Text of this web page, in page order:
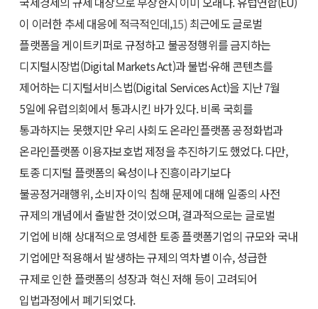
이 이러한 추세 대응에 적극적인데,15)최근에도 글로벌
플랫폼을 게이트키퍼로 규정하고 불공정행위를 금지하는
디지털시장법(Digital Markets Act)과 불법·유해 콘텐츠를
제어하는 디지털서비스법(Digital Services Act)을 지난 7월
5일에 유럽의회에서 통과시킨 바가 있다. 비록 국회를
통과하지는 못했지만 우리 사회도 온라인플랫폼 공정화법과
온라인플랫폼 이용자보호법 제정을 추진하기도 했었다. 다만,
토종 디지털 플랫폼의 육성이나 진흥이라기보다
불공정거래행위, 소비자 이익 침해 문제에 대해 일종의 사전
규제의 개념에서 출발한 것이었으며, 결과적으로는 글로벌
기업에 비해 상대적으로 영세한 토종 플랫폼기업의 규모와 국내
기업에만 적용해서 발생하는 규제의 역차별 이슈, 성급한
규제로 인한 플랫폼의 성장과 혁신 저해 등이 고려되어
입법과정에서 폐기되었다.